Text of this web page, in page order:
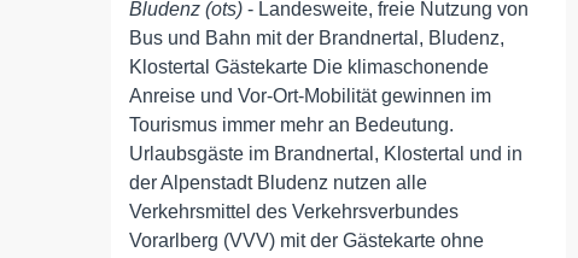
Bludenz (ots) - Landesweite, freie Nutzung von
Bus und Bahn mit der Brandnertal, Bludenz,
Klostertal Gästekarte Die klimaschonende
Anreise und Vor-Ort-Mobilität gewinnen im
Tourismus immer mehr an Bedeutung.
Urlaubsgäste im Brandnertal, Klostertal und in
der Alpenstadt Bludenz nutzen alle
Verkehrsmittel des Verkehrsverbundes
Vorarlberg (VVV) mit der Gästekarte ohne